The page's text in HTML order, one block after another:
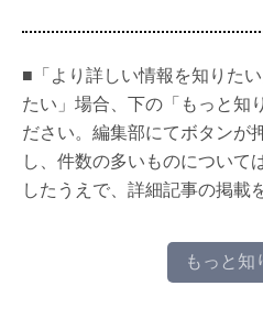
■「より詳しい情報を知りた
たい」場合、下の「もっと知
ださい。編集部にてボタンが
し、件数の多いものについて
したうえで、詳細記事の掲載
もっと知